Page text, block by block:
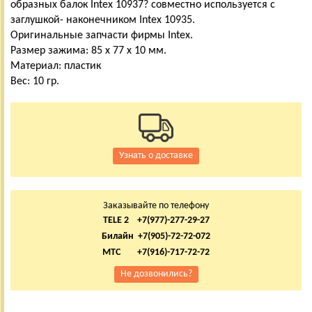
образных балок Intex 10937? совместно используется с
заглушкой- наконечником Intex 10935.
Оригинальные запчасти фирмы Intex.
Размер зажима: 85 х 77 х 10 мм.
Материал: пластик
Вес: 10 гр.
Узнать о доставке
Заказывайте по телефону
TELE 2 +7(977)-277-29-27
Билайн +7(905)-72-72-072
МТС +7(916)-717-72-72
Не дозвонились?